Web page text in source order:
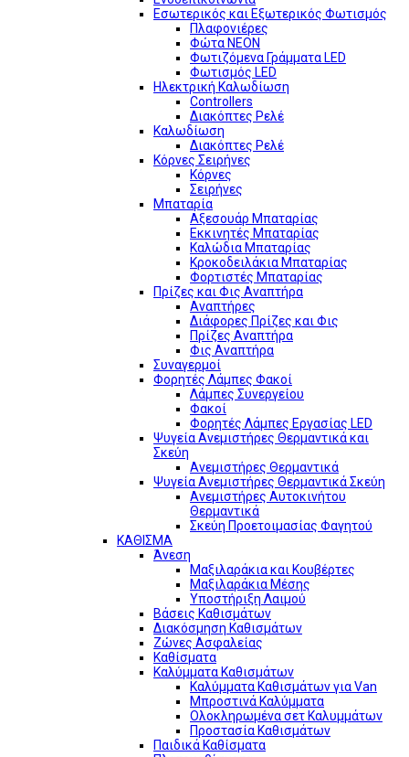
Εσωτερικός και Εξωτερικός Φωτισμός
Πλαφονιέρες
Φώτα NEON
Φωτιζόμενα Γράμματα LED
Φωτισμός LED
Ηλεκτρική Καλωδίωση
Controllers
Διακόπτες Ρελέ
Καλωδίωση
Διακόπτες Ρελέ
Κόρνες Σειρήνες
Κόρνες
Σειρήνες
Μπαταρία
Αξεσουάρ Μπαταρίας
Εκκινητές Μπαταρίας
Καλώδια Μπαταρίας
Κροκοδειλάκια Μπαταρίας
Φορτιστές Μπαταρίας
Πρίζες και Φις Αναπτήρα
Αναπτήρες
Διάφορες Πρίζες και Φις
Πρίζες Αναπτήρα
Φις Αναπτήρα
Συναγερμοί
Φορητές Λάμπες Φακοί
Λάμπες Συνεργείου
Φακοί
Φορητές Λάμπες Εργασίας LED
Ψυγεία Ανεμιστήρες Θερμαντικά και
Σκεύη
Ανεμιστήρες Θερμαντικά
Ψυγεία Ανεμιστήρες Θερμαντικά Σκεύη
Ανεμιστήρες Αυτοκινήτου
Θερμαντικά
Σκεύη Προετοιμασίας Φαγητού
ΚΑΘΙΣΜΑ
Άνεση
Μαξιλαράκια και Κουβέρτες
Μαξιλαράκια Μέσης
Υποστήριξη Λαιμού
Βάσεις Καθισμάτων
Διακόσμηση Καθισμάτων
Ζώνες Ασφαλείας
Καθίσματα
Καλύμματα Καθισμάτων
Καλύμματα Καθισμάτων για Van
Μπροστινά Καλύμματα
Ολοκληρωμένα σετ Καλυμμάτων
Προστασία Καθισμάτων
Παιδικά Καθίσματα